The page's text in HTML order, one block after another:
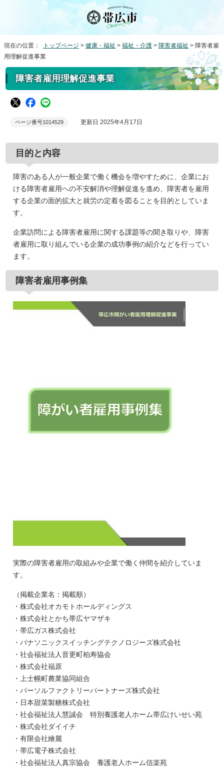
現在の位置： トップページ > 健康・福祉 > 福祉・介護 > 障害者福祉 > 障害者雇
用理解促進事業
障害者雇用理解促進事業
ページ番号1014529 更新日 2025年4月17日
目的と内容
障害のある人が一般企業で働く機会を増やすために、企業にお
ける障害者雇用への不安解消や理解促進を進め、障害者を雇用
する企業の面的拡大と就労の定着を図ることを目的としていま
す。
企業訪問による障害者雇用に関する課題等の聞き取りや、障害
者雇用に取り組んでいる企業の成功事例の紹介などを行ってい
ます。
障害者雇用事例集
実際の障害者雇用の取組みや企業で働く仲間を紹介していま
す。
（掲載企業名：掲載順）
・株式会社オカモトホールディングス
・株式会社とかち帯広ヤマザキ
・帯広ガス株式会社
・パナソニックスイッチングテクノロジーズ株式会社
・社会福祉法人音更町柏寿協会
・株式会社福原
・上士幌町農業協同組合
・パーソルファクトリーパートナーズ株式会社
・日本甜菜製糖株式会社
・社会福祉法人慧誠会 特別養護老人ホーム帯広けいせい苑
・株式会社ダイイチ
・有限会社繪麗
・帯広電子株式会社
・社会福祉法人真宗協会 養護老人ホーム信楽苑